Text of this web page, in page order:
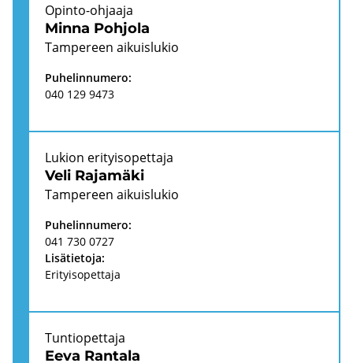
Minna Poh­jo­la
Opinto-​ohjaaja
Tam­pe­reen ai­kuis­lu­kio
Pu­he­lin­nu­me­ro:
040 129 9473
Veli Ra­ja­mä­ki
Lu­kion eri­tyi­so­pet­ta­ja
Tam­pe­reen ai­kuis­lu­kio
Pu­he­lin­nu­me­ro:
041 730 0727
Li­sä­tie­to­ja:
Eri­tyi­so­pet­ta­ja
Eeva Ran­ta­la
Tun­tio­pet­ta­ja